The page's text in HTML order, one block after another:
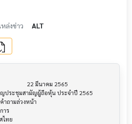
ล่งข่าว ALT
ำถามล่วงหน้า
ไทย